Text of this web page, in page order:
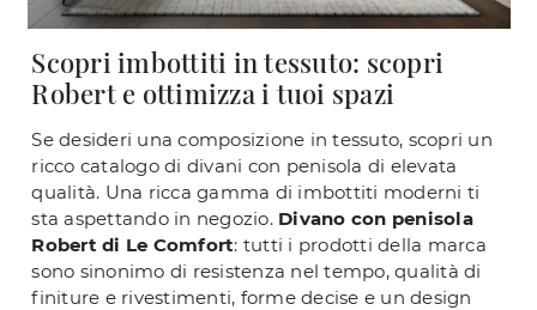
Scopri imbottiti in tessuto: scopri
Robert e ottimizza i tuoi spazi
Se desideri una composizione in tessuto, scopri un
ricco catalogo di divani con penisola di elevata
qualità. Una ricca gamma di imbottiti moderni ti
sta aspettando in negozio. Divano con penisola
Robert di Le Comfort: tutti i prodotti della marca
sono sinonimo di resistenza nel tempo, qualità di
finiture e rivestimenti, forme decise e un design